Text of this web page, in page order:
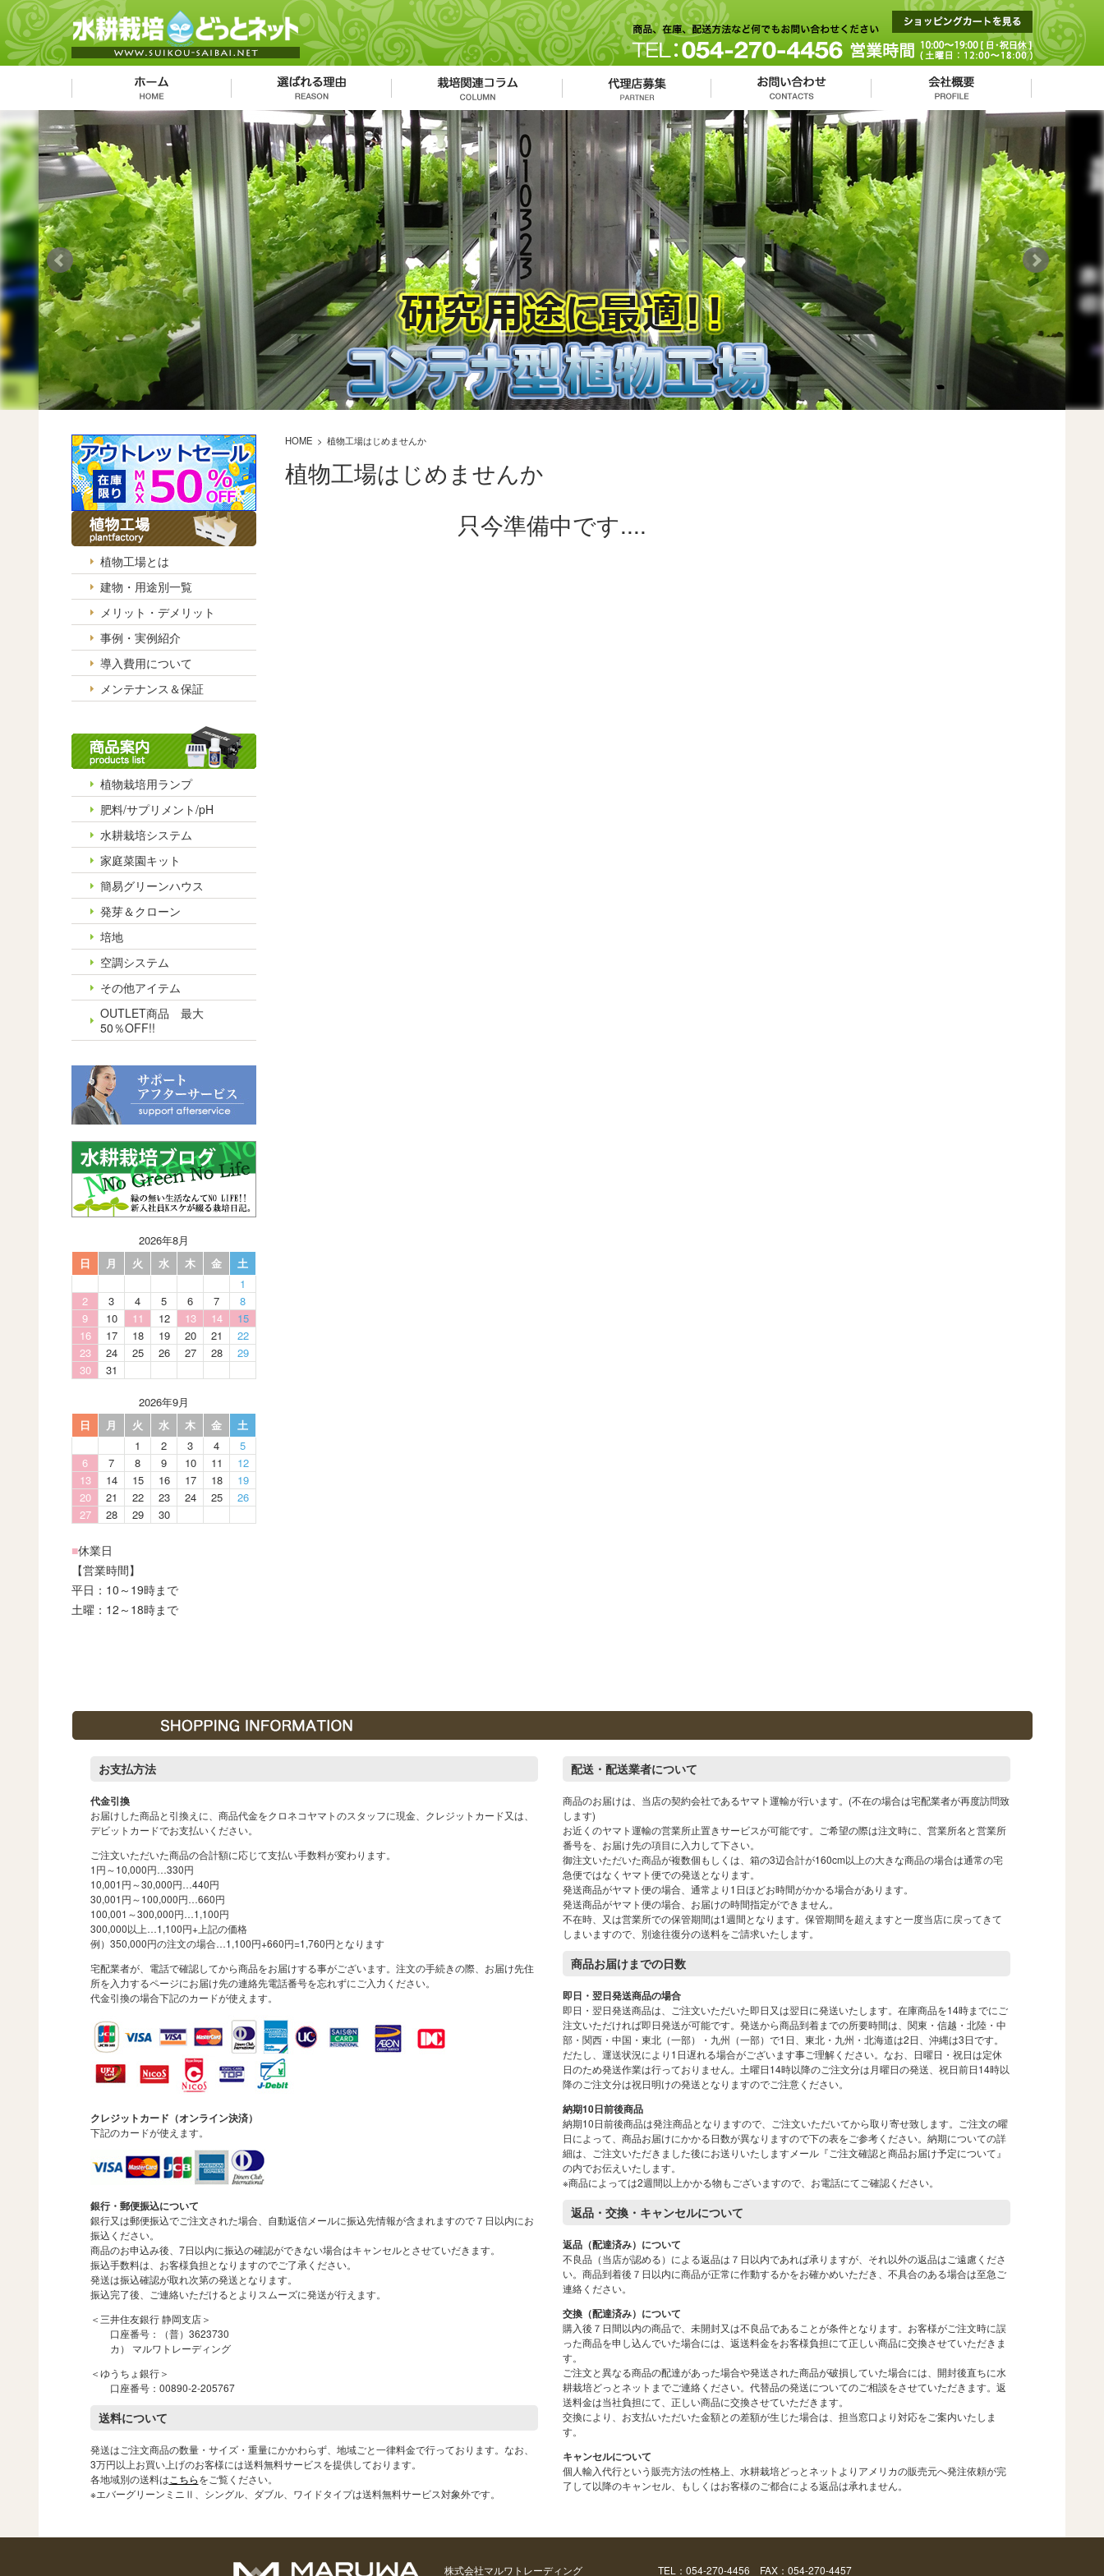
植物工場とは
建物・用途別一覧
メリット・デメリット
事例・実例紹介
導入費用について
メンテナンス＆保証
植物栽培用ランプ
肥料/サプリメント/pH
水耕栽培システム
家庭菜園キット
簡易グリーンハウス
発芽＆クローン
培地
空調システム
その他アイテム
OUTLET商品 最大
50％OFF!!
2026年8月
日
月 火 水 木 金
土
1
2
3 4 5 6 7
8
9
10 11 12 13 14
15
16
17 18 19 20 21
22
23
24 25 26 27 28
29
30
31
2026年9月
日
月 火 水 木 金
土
1
2 3 4
5
6
7 8 9 10 11
12
13
14 15 16 17 18
19
20
21 22 23 24 25
26
27
28 29 30
■休業日
【営業時間】
平日：10～19時まで
土曜：12～18時まで
HOME 植物工場はじめませんか
植物工場はじめませんか
只今準備中です....
お支払方法
代金引換
お届けした商品と引換えに、商品代金をクロネコヤマトのスタッフに現金、クレジットカード又は、
デビットカードでお支払いください。
ご注文いただいた商品の合計額に応じて支払い手数料が変わります。
1円～10,000円…330円
10,001円～30,000円…440円
30,001円～100,000円…660円
100,001～300,000円…1,100円
300,000以上…1,100円+上記の価格
例）350,000円の注文の場合…1,100円+660円=1,760円となります
宅配業者が、電話で確認してから商品をお届けする事がございます。注文の手続きの際、お届け先住
所を入力するページにお届け先の連絡先電話番号を忘れずにご入力ください。
代金引換の場合下記のカードが使えます。
クレジットカード（オンライン決済）
下記のカードが使えます。
銀行・郵便振込について
銀行又は郵便振込でご注文された場合、自動返信メールに振込先情報が含まれますので７日以内にお
振込ください。
商品のお申込み後、7日以内に振込の確認ができない場合はキャンセルとさせていだきます。
振込手数料は、お客様負担となりますのでご了承ください。
発送は振込確認が取れ次第の発送となります。
振込完了後、ご連絡いただけるとよりスムーズに発送が行えます。
＜三井住友銀行 静岡支店＞
口座番号：（普）3623730
カ） マルワトレーディング
＜ゆうちょ銀行＞
口座番号：00890-2-205767
送料について
発送はご注文商品の数量・サイズ・重量にかかわらず、地域ごと一律料金で行っております。なお、
3万円以上お買い上げのお客様には送料無料サービスを提供しております。
各地域別の送料は こちらをご覧ください。
※エバーグリーンミニⅡ、シングル、ダブル、ワイドタイプは送料無料サービス対象外です。
配送・配送業者について
商品のお届けは、当店の契約会社であるヤマト運輸が行います。(不在の場合は宅配業者が再度訪問致
します)
お近くのヤマト運輸の営業所止置きサービスが可能です。ご希望の際は注文時に、営業所名と営業所
番号を、お届け先の項目に入力して下さい。
御注文いただいた商品が複数個もしくは、箱の3辺合計が160cm以上の大きな商品の場合は通常の宅
急便ではなくヤマト便での発送となります。
発送商品がヤマト便の場合、通常より1日ほどお時間がかかる場合があります。
発送商品がヤマト便の場合、お届けの時間指定ができません。
不在時、又は営業所での保管期間は1週間となります。保管期間を超えますと一度当店に戻ってきて
しまいますので、別途往復分の送料をご請求いたします。
商品お届けまでの日数
即日・翌日発送商品の場合
即日・翌日発送商品は、ご注文いただいた即日又は翌日に発送いたします。在庫商品を14時までにご
注文いただければ即日発送が可能です。発送から商品到着までの所要時間は、関東・信越・北陸・中
部・関西・中国・東北（一部）・九州（一部）で1日、東北・九州・北海道は2日、沖縄は3日です。
だたし、運送状況により1日遅れる場合がございます事ご理解ください。なお、日曜日・祝日は定休
日のため発送作業は行っておりません。土曜日14時以降のご注文分は月曜日の発送、祝日前日14時以
降のご注文分は祝日明けの発送となりますのでご注意ください。
納期10日前後商品
納期10日前後商品は発注商品となりますので、ご注文いただいてから取り寄せ致します。ご注文の曜
日によって、商品お届けにかかる日数が異なりますので下の表をご参考ください。納期についての詳
細は、ご注文いただきました後にお送りいたしますメール『ご注文確認と商品お届け予定について』
の内でお伝えいたします。
※商品によっては2週間以上かかる物もございますので、お電話にてご確認ください。
返品・交換・キャンセルについて
返品（配達済み）について
不良品（当店が認める）による返品は７日以内であれば承りますが、それ以外の返品はご遠慮くださ
い。商品到着後７日以内に商品が正常に作動するかをお確かめいただき、不具合のある場合は至急ご
連絡ください。
交換（配達済み）について
購入後７日間以内の商品で、未開封又は不良品であることが条件となります。お客様がご注文時に誤
った商品を申し込んでいた場合には、返送料金をお客様負担にて正しい商品に交換させていただきま
す。
ご注文と異なる商品の配達があった場合や発送された商品が破損していた場合には、開封後直ちに水
耕栽培どっとネットまでご連絡ください。代替品の発送についてのご相談をさせていただきます。返
送料金は当社負担にて、正しい商品に交換させていただきます。
交換により、お支払いただいた金額との差額が生じた場合は、担当窓口より対応をご案内いたしま
す。
キャンセルについて
個人輸入代行という販売方法の性格上、水耕栽培どっとネットよりアメリカの販売元へ発注依頼が完
了して以降のキャンセル、もしくはお客様のご都合による返品は承れません。
株式会社マルワトレーディング TEL：054-270-4456 FAX：054-270-4457